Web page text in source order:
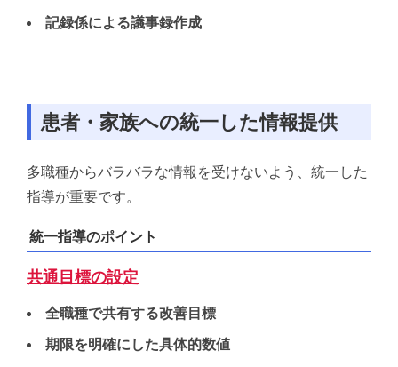
記録係による議事録作成
患者・家族への統一した情報提供
多職種からバラバラな情報を受けないよう、統一した
指導が重要です。
統一指導のポイント
共通目標の設定
全職種で共有する改善目標
期限を明確にした具体的数値